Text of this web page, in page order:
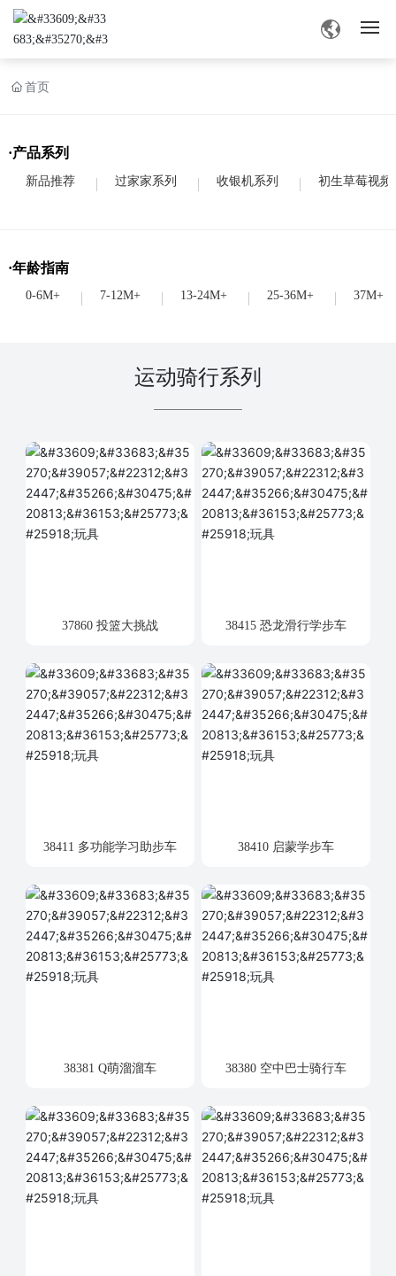
网站首页
产品中心
业务交流
首页
·产品系列
新品推荐 过家家系列 收银机系列 初生草莓视
·年龄指南
0-6M+ 7-12M+ 13-24M+ 25-36M+ 37M+
运动骑行系列
37860 投篮大挑战 38415 恐龙滑行学步车
38411 多功能学习助步车 38410 启蒙学步车
38381 Q萌溜溜车 38380 空中巴士骑行车